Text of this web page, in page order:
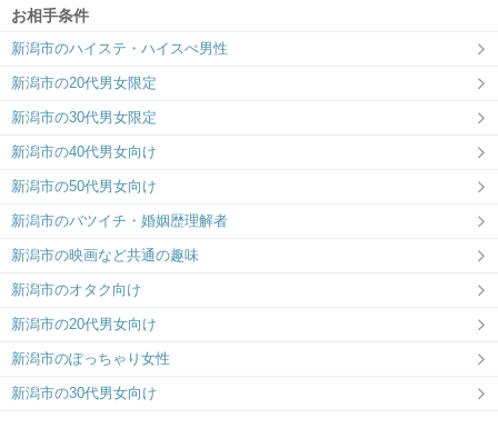
＼全席個室！／ナチュラルで清潔感のあ
るパーティー会場♪
お相手条件
新潟市のハイステ・ハイスぺ男性
新潟市の20代男女限定
新潟市の30代男女限定
新潟市の40代男女向け
新潟市の50代男女向け
新潟市のバツイチ・婚姻歴理解者
新潟市の映画など共通の趣味
新潟市のオタク向け
新潟市の20代男女向け
新潟市のぽっちゃり女性
新潟市の30代男女向け